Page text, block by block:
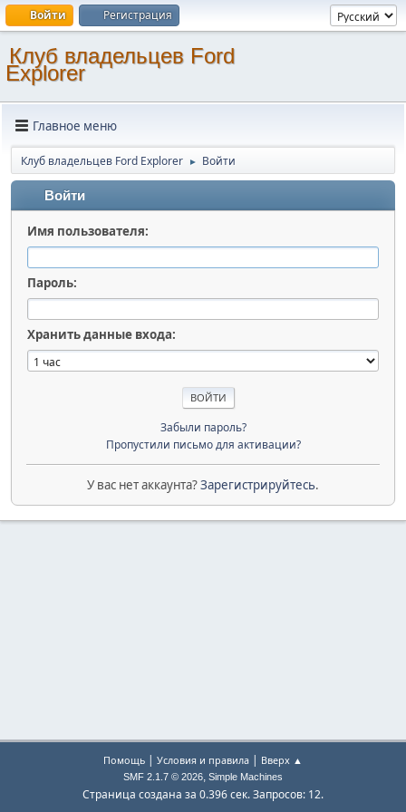
Войти Регистрация
Клуб владельцев Ford
Explorer
Главное меню
Клуб владельцев Ford Explorer ► Войти
Войти
Имя пользователя:
Пароль:
Хранить данные входа:
Забыли пароль?
Пропустили письмо для активации?
У вас нет аккаунта?Зарегистрируйтесь.
Помощь | Условия и правила | Вверх ▲
SMF 2.1.7 © 2026, Simple Machines
Страница создана за 0.396 сек. Запросов: 12.